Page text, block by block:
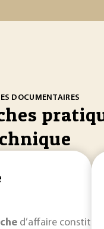
DOCUMENTAIRES
d’affaire